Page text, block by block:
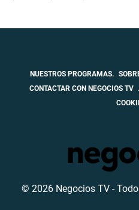
NUESTROS PROGRAMAS.
CONTACTAR CON NEGOCIOS TV
© 2026 Negocios TV -